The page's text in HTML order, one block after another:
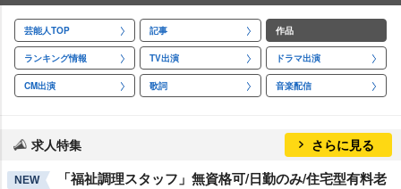
芸能人TOP 記事 作品
ランキング情報 TV出演 ドラマ出演
CM出演 歌詞 音楽配信
求人特集 さらに見る
NEW
「福祉調理スタッフ」無資格可/日勤のみ/住宅型有料老